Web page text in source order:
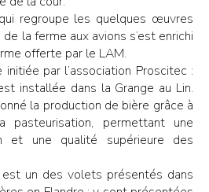
qui regroupe les quelques œuvres
la ferme aux avions s’est enrichi
offerte par le LAM.
initiée par l’association Proscitec :
installée dans la Grange au Lin.
la production de bière grâce à
pasteurisation, permettant une
et une qualité supérieure des
un des volets présentés dans